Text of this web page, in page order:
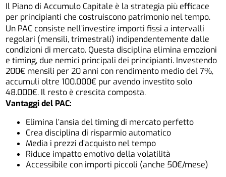
Il Piano di Accumulo Capitale è la strategia più efficace
per principianti che costruiscono patrimonio nel tempo.
Un PAC consiste nell’investire importi fissi a intervalli
regolari (mensili, trimestrali) indipendentemente dalle
condizioni di mercato. Questa disciplina elimina emozioni
e timing, due nemici principali dei principianti. Investendo
200€ mensili per 20 anni con rendimento medio del 7%,
accumuli oltre 100.000€ pur avendo investito solo
48.000€. Il resto è crescita composta.
Vantaggi del PAC:
Elimina l’ansia del timing di mercato perfetto
Crea disciplina di risparmio automatico
Media i prezzi d’acquisto nel tempo
Riduce impatto emotivo della volatilità
Accessibile con importi piccoli (anche 50€/mese)